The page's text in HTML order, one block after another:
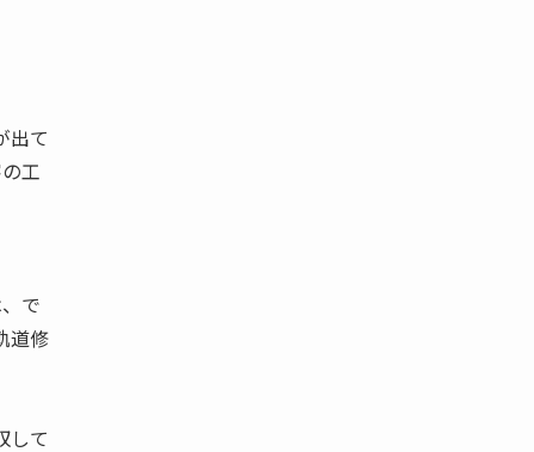
出て
工
で
道修
して